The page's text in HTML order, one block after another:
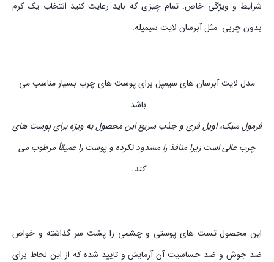
شرایط و ویژگی خاص. تمام چیزی که باید رعایت کنید انتخاب یک کرم
بدون چربی مثل آبرسان لایت سیمپله.
مدل لایت آبرسان های سیمپل برای پوست های چرب بسیار مناسب می
باشد.
فرمول سبک، اویل فری و جذب سریع این محصول به ویژه برای پوست های
چرب عالی است زیرا منافذ را مسدود نکرده و پوست را عمیقاً مرطوب می
کند.
این محصول تست های پوستی و چشمی را پشت سر گذاشته و خواص
ضد جوش و ضد حساسیت آن آزمایش و تایید شده که از این لحاظ برای